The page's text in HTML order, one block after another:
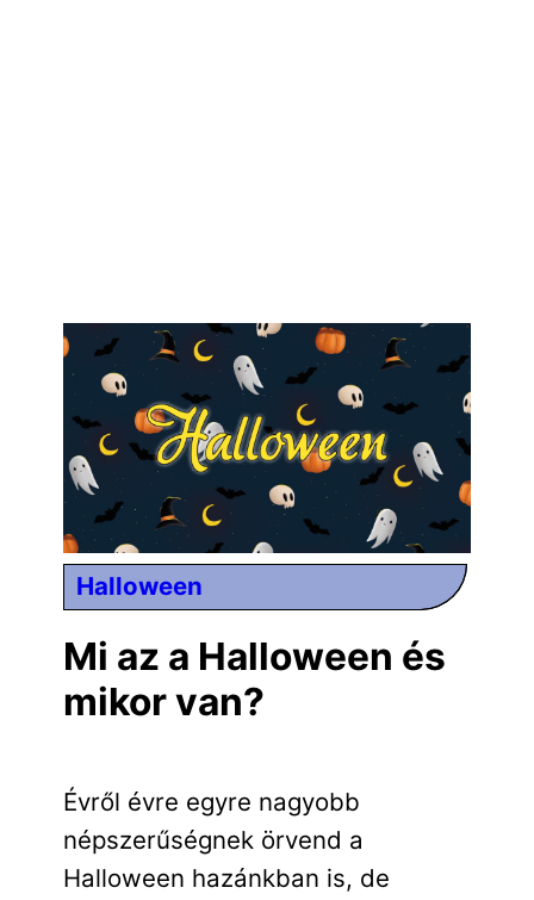
Halloween
Mi az a Halloween és
mikor van?
Évről évre egyre nagyobb
népszerűségnek örvend a
Halloween hazánkban is, de